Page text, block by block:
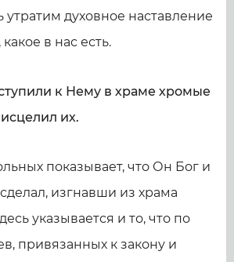
утратим духовное наставление
в нас есть.
к Нему в храме хромые
их.
показывает, что Он Бог и
изгнавши из храма
указывается и то, что по
привязанных к закону и